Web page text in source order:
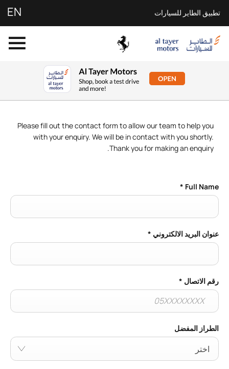
EN تطبيق الطاير للسيارات
BOOK A TEST DRIVE
Please fill out the contact form to allow our team to help you
with your enquiry. We will be in contact with you shortly.
Thank you for making an enquiry.
Full Name
*
عنوان البريد الالكتروني *
رقم الاتصال *
الطراز المفضل
اختر